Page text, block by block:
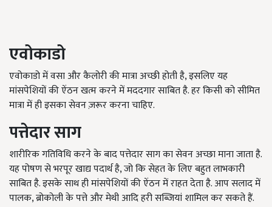
एवोकाडो
एवोकाडो में वसा और कैलोरी की मात्रा अच्छी होती है, इसलिए यह
मांसपेशियों की ऐंठन खत्म करने में मददगार साबित है. हर किसी को सीमित
मात्रा में ही इसका सेवन ज़रूर करना चाहिए.
पत्तेदार साग
शारीरिक गतिविधि करने के बाद पत्तेदार साग का सेवन अच्छा माना जाता है.
यह पोषण से भरपूर खाद्य पदार्थ है, जो कि सेहत के लिए बहुत लाभकारी
साबित है. इसके साथ ही मांसपेशियों की ऐंठन में राहत देता है. आप सलाद में
पालक, ब्रोकोली के पत्ते और मेथी आदि हरी सब्जियां शामिल कर सकते हैं.